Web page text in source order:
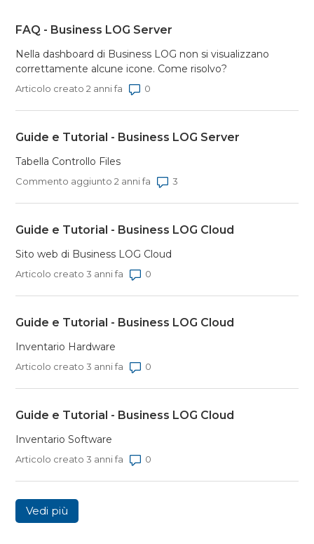
FAQ - Business LOG Server
Nella dashboard di Business LOG non si visualizzano
correttamente alcune icone. Come risolvo?
Articolo creato 2 anni fa
Guide e Tutorial - Business LOG Server
Tabella Controllo Files
Commento aggiunto 2 anni fa
Guide e Tutorial - Business LOG Cloud
Sito web di Business LOG Cloud
Articolo creato 3 anni fa
Guide e Tutorial - Business LOG Cloud
Inventario Hardware
Articolo creato 3 anni fa
Guide e Tutorial - Business LOG Cloud
Inventario Software
Articolo creato 3 anni fa
Vedi più